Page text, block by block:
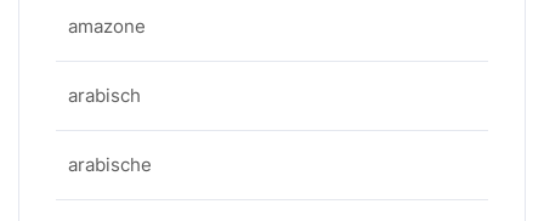
amazone
arabisch
arabische